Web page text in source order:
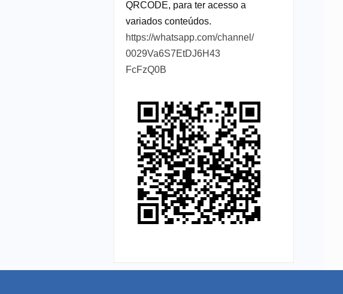
QRCODE, para ter acesso a
variados conteúdos.
https://whatsapp.com/channel/
0029Va6S7EtDJ6H43
FcFzQ0B